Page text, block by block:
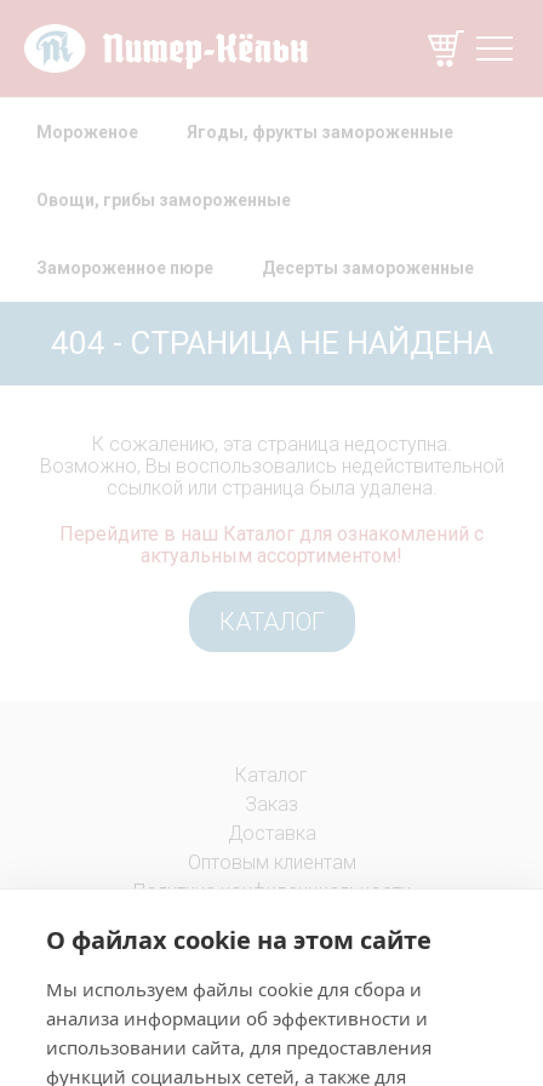
Мороженое Ягоды, фрукты замороженные
Овощи, грибы замороженные
Замороженное пюре Десерты замороженные
404 - СТРАНИЦА НЕ НАЙДЕНА
К сожалению, эта страница недоступна.
Возможно, Вы воспользовались недействительной
ссылкой или страница была удалена.
Перейдите в наш Каталог для ознакомлений с
актуальным ассортиментом!
КАТАЛОГ
Каталог
Заказ
Доставка
Оптовым клиентам
Политика конфиденциальности
Офис: г. Калининград, ул. Сержанта Колоскова, 2а
Склад: г. Калининград, Правая набережная, 2
О файлах cookie на этом сайте
Мы используем файлы cookie для сбора и
анализа информации об эффективности и
использовании сайта, для предоставления
функций социальных сетей, а также для